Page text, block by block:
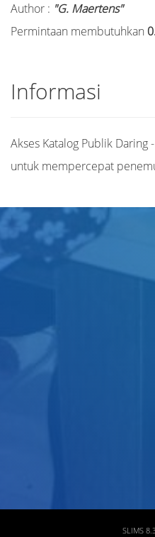
Author : "G. Maertens"
Permintaan membutuhkan
Informasi
Akses Katalog Publik Daring
untuk mempercepat
Judul
Subyek
SLIMS